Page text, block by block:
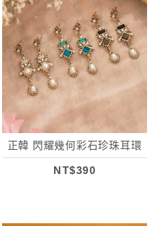
正韓 閃耀幾何彩石珍珠耳環
NT$390